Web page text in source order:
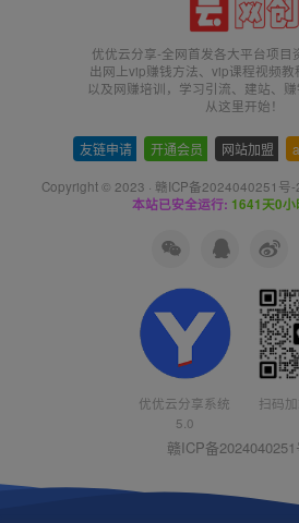
优优云分享-全网首发各大平台项目
出网上vip赚钱方法、vip课程视频教
以及网赚培训，学习引流、建站、
从这里开始！
友链申请 开通会员 网站加盟
Copyright © 2023 · 赣ICP备2024040251号-
本站已安全运行: 1641天0
优优云分享系统
5.0
扫码
赣ICP备